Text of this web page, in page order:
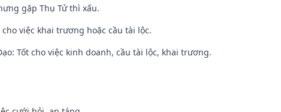
gặp Thụ Tử thì xấu.
việc khai trương hoặc cầu tài lộc.
Tốt cho việc kinh doanh, cầu tài lộc, khai trương.